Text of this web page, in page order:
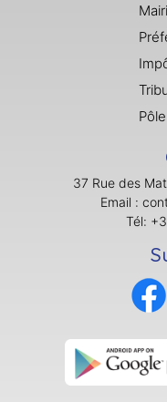
37 Rue des
Email :
Tél: